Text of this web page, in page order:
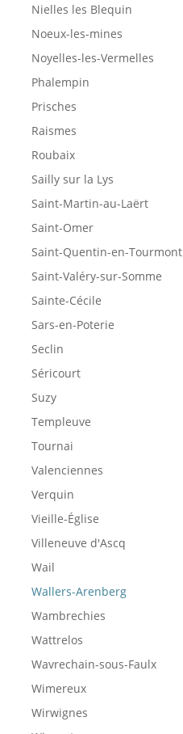
Nielles les Blequin
Noeux-les-mines
Noyelles-les-Vermelles
Phalempin
Prisches
Raismes
Roubaix
Sailly sur la Lys
Saint-Martin-au-Laërt
Saint-Omer
Saint-Quentin-en-Tourmont
Saint-Valéry-sur-Somme
Sainte-Cécile
Sars-en-Poterie
Seclin
Séricourt
Suzy
Templeuve
Tournai
Valenciennes
Verquin
Vieille-Église
Villeneuve d'Ascq
Wail
Wallers-Arenberg
Wambrechies
Wattrelos
Wavrechain-sous-Faulx
Wimereux
Wirwignes